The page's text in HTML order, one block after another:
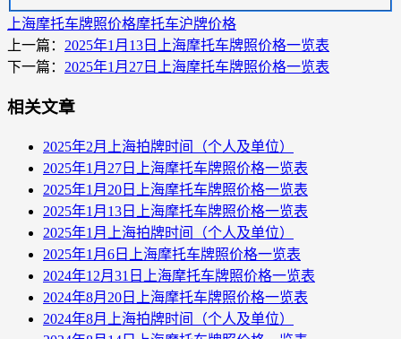
上海摩托车牌照价格摩托车沪牌价格
上一篇： 2025年1月13日上海摩托车牌照价格一览表
下一篇： 2025年1月27日上海摩托车牌照价格一览表
相关文章
2025年2月上海拍牌时间（个人及单位）
2025年1月27日上海摩托车牌照价格一览表
2025年1月20日上海摩托车牌照价格一览表
2025年1月13日上海摩托车牌照价格一览表
2025年1月上海拍牌时间（个人及单位）
2025年1月6日上海摩托车牌照价格一览表
2024年12月31日上海摩托车牌照价格一览表
2024年8月20日上海摩托车牌照价格一览表
2024年8月上海拍牌时间（个人及单位）